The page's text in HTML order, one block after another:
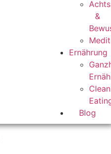
&
Ernährung
Clean
Blog